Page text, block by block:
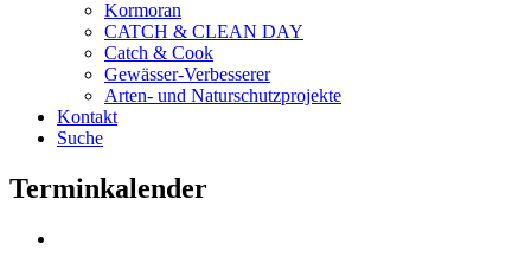
Kormoran
CATCH & CLEAN DAY
Catch & Cook
Gewässer-Verbesserer
Arten- und Naturschutzprojekte
Kontakt
Suche
Terminkalender